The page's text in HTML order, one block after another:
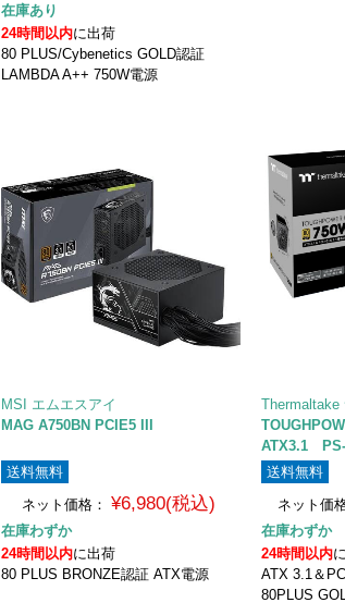
在庫あり
24時間以内に出荷
80 PLUS/Cybenetics GOLD認証
LAMBDA A++ 750W電源
MSI エムエスアイ
MAG A750BN PCIE5 III
送料無料
ネット価格： ¥6,980(税込)
在庫わずか
24時間以内に出荷
80 PLUS BRONZE認証 ATX電源
Thermaltake
ATX3.1 PS-
送料無料
ネット価
在庫わずか
24時間以内
ATX 3.1＆
80PLUS